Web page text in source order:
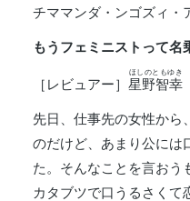
チママンダ・ンゴズィ・
もうフェミニストって名
［レビュアー］星野智幸
ほしのともゆき
先日、仕事先の女性から
のだけど、あまり公には
た。そんなことを言おう
カタブツで口うるさくて